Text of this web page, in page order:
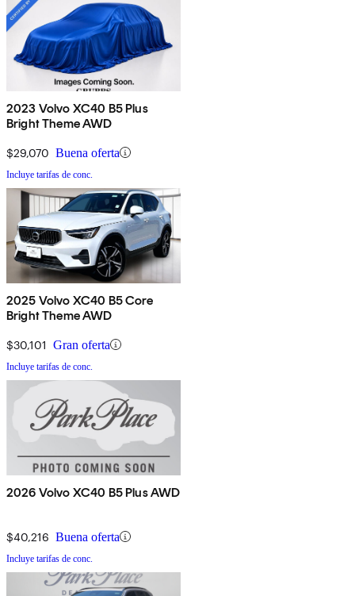
2023 Volvo XC40 B5 Plus
Bright Theme AWD
$29,070 Buena oferta
Incluye tarifas de conc.
2025 Volvo XC40 B5 Core
Bright Theme AWD
$30,101 Gran oferta
Incluye tarifas de conc.
2026 Volvo XC40 B5 Plus AWD
$40,216 Buena oferta
Incluye tarifas de conc.